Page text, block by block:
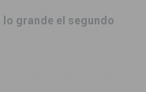
lo grande el segundo